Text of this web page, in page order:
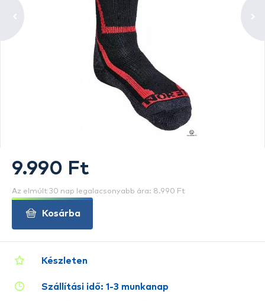
Készleten
Szállítási idő: 1-3 munkanap
9.990 Ft
Az elmúlt 30 nap legalacsonyabb ára: 8.990 Ft
Kosárba